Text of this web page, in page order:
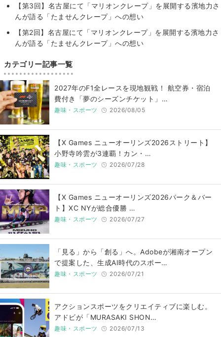
【第3回】名古屋にて「マリオンクレープ」を展開する濱地力さ
んが語る「たませんクレープ」への想い
【第2回】名古屋にて「マリオンクレープ」を展開する濱地力さ
んが語る「たませんクレープ」への想い
カテゴリー記事一覧
2027年のF1全レースを現地観戦！ 航空券・宿泊
費付き「夢のシーズンチケット」…
趣味・スポーツ 2026/08/05
【X Games ニューオーリンズ2026ストリート】
小野寺吟雲が3連覇！カン・…
趣味・スポーツ 2026/07/28
【X Games ニューオーリンズ2026パーク＆バー
ト】XC NYが総合優勝 …
趣味・スポーツ 2026/07/27
「見る」から「創る」へ。Adobeが湘南オープン
で提案した、生成AI時代のスポー…
趣味・スポーツ 2026/07/21
アクションスポーツをクリエイティブに楽しむ。
アドビが「MURASAKI SHON…
趣味・スポーツ 2026/07/13